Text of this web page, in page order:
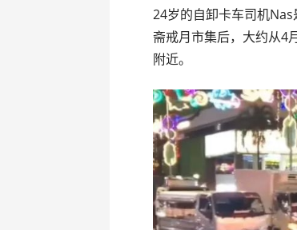
24岁的自卸卡车司机
斋戒月市集后，大约从4
附近。